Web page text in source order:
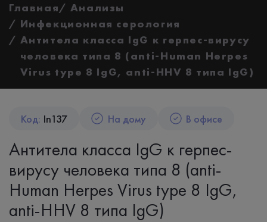
Главная
Анализы
Инфекционная серология
Антитела класса IgG к герпес-вирусу
человека типа 8 (anti-Human Herpes
Virus type 8 IgG, anti-HHV 8 типа IgG)
Код: In137 На дому В офисе
Антитела класса IgG к герпес-
вирусу человека типа 8 (anti-
Human Herpes Virus type 8 IgG,
anti-HHV 8 типа IgG)